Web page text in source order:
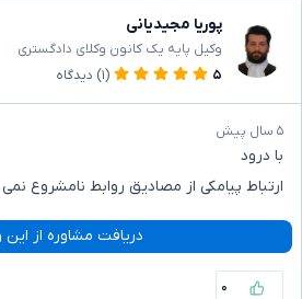
پوریا مجیدیانی
وکیل پایه یک کانون وکلای دادگستری
۵
(۱) دیدگاه
۵ سال پیش
با درود
ارتباط پیامکی از مصادیق روابط نامشروع
دریافت مشاوره از این
۰